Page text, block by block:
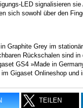
LED signalisieren
sich sowohl über den
Graphite Grey im
Rückschalen sind
GS4 »Made in
Gigaset Onlineshop und
TEILEN